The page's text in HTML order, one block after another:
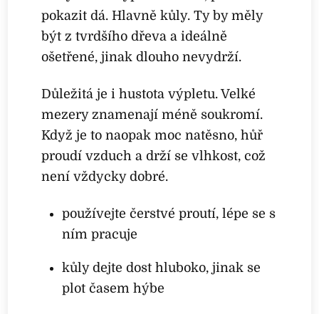
pokazit dá. Hlavně kůly. Ty by měly
být z tvrdšího dřeva a ideálně
ošetřené, jinak dlouho nevydrží.
Důležitá je i hustota výpletu. Velké
mezery znamenají méně soukromí.
Když je to naopak moc natěsno, hůř
proudí vzduch a drží se vlhkost, což
není vždycky dobré.
používejte čerstvé proutí, lépe se s
ním pracuje
kůly dejte dost hluboko, jinak se
plot časem hýbe